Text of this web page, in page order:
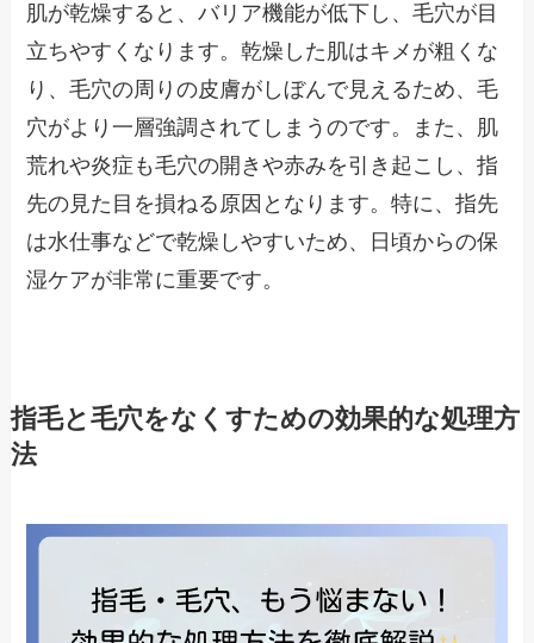
肌が乾燥すると、バリア機能が低下し、毛穴が目
立ちやすくなります。乾燥した肌はキメが粗くな
り、毛穴の周りの皮膚がしぼんで見えるため、毛
穴がより一層強調されてしまうのです。また、肌
荒れや炎症も毛穴の開きや赤みを引き起こし、指
先の見た目を損ねる原因となります。特に、指先
は水仕事などで乾燥しやすいため、日頃からの保
湿ケアが非常に重要です。
指毛と毛穴をなくすための効果的な処理方
法